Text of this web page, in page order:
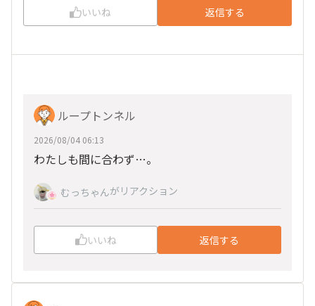
いいね 返信する
ループトンネル
2026/08/04 06:13
わたしも間に合わず…。
むっちゃんがリアクション
いいね 返信する